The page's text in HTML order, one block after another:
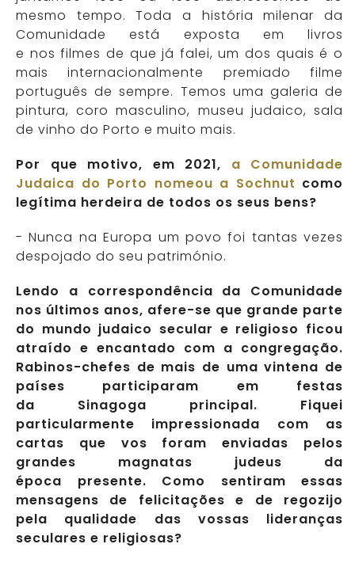
mesmo tempo. Toda a história milenar da
Comunidade está exposta em livros
e nos filmes de que já falei, um dos quais é o
mais internacionalmente premiado filme
português de sempre. Temos uma galeria de
pintura, coro masculino, museu judaico, sala
de vinho do Porto e muito mais.
Por que motivo, em 2021, a Comunidade
Judaica do Porto nomeou a Sochnut como
legítima herdeira de todos os seus bens?
- Nunca na Europa um povo foi tantas vezes
despojado do seu património.
Lendo a correspondência da Comunidade
nos últimos anos, afere-se que grande parte
do mundo judaico secular e religioso ficou
atraído e encantado com a congregação.
Rabinos-chefes de mais de uma vintena de
países participaram em festas
da Sinagoga principal. Fiquei
particularmente impressionada com as
cartas que vos foram enviadas pelos
grandes magnatas judeus da
época presente. Como sentiram essas
mensagens de felicitações e de regozijo
pela qualidade das vossas lideranças
seculares e religiosas?